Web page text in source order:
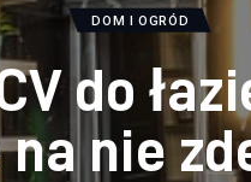
DOM I OGRÓD
do
nie